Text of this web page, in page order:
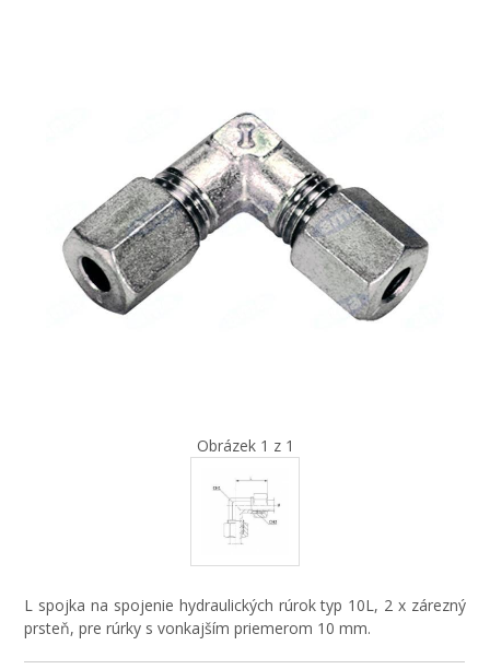
Obrázek 1 z 1
L spojka na spojenie hydraulických rúrok typ 10L, 2 x zárezný
prsteň, pre rúrky s vonkajším priemerom 10 mm.